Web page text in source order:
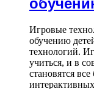
Игровые
обучению
технологий.
учиться, и в
становятся